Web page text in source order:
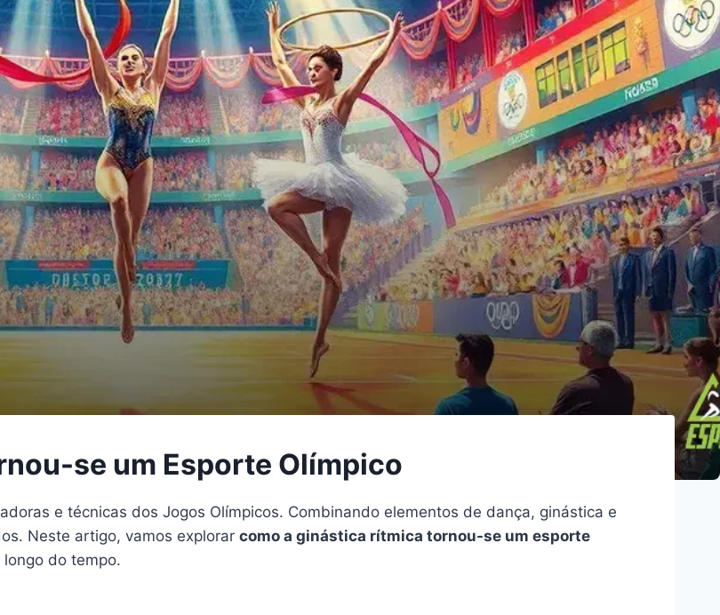
se um Esporte Olímpico
e técnicas dos Jogos Olímpicos. Combinando elementos de dança, ginástica e
Neste artigo, vamos explorar como a ginástica rítmica tornou-se um esporte
do tempo.